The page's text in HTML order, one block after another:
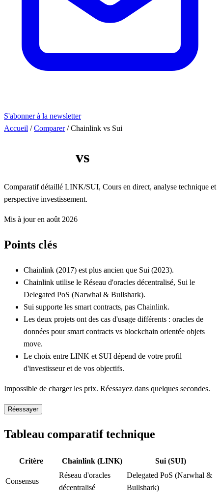
S'abonner à la newsletter
Accueil / Comparer / Chainlink vs Sui
vs
Comparatif détaillé LINK/SUI, Cours en direct, analyse technique et
perspective investissement.
Mis à jour en août 2026
Points clés
Chainlink (2017) est plus ancien que Sui (2023).
Chainlink utilise le Réseau d'oracles décentralisé, Sui le
Delegated PoS (Narwhal & Bullshark).
Sui supporte les smart contracts, pas Chainlink.
Les deux projets ont des cas d'usage différents : oracles de
données pour smart contracts vs blockchain orientée objets
move.
Le choix entre LINK et SUI dépend de votre profil
d'investisseur et de vos objectifs.
Impossible de charger les prix. Réessayez dans quelques secondes.
Réessayer
Tableau comparatif technique
Critère Chainlink (LINK) Sui (SUI)
Consensus
Réseau d'oracles
décentralisé
Delegated PoS (Narwhal &
Bullshark)